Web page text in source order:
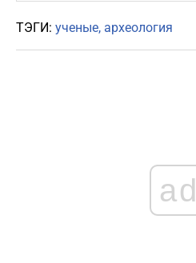
ТЭГИ: ученые археология
ad